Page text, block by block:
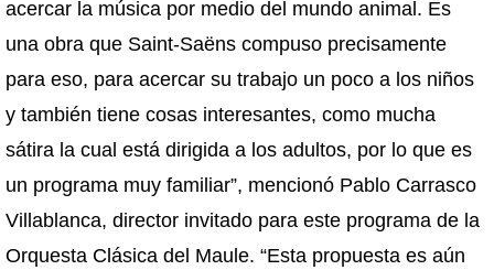
acercar la música por medio del mundo animal. Es
una obra que Saint-Saëns compuso precisamente
para eso, para acercar su trabajo un poco a los niños
y también tiene cosas interesantes, como mucha
sátira la cual está dirigida a los adultos, por lo que es
un programa muy familiar”, mencionó Pablo Carrasco
Villablanca, director invitado para este programa de la
Orquesta Clásica del Maule. “Esta propuesta es aún